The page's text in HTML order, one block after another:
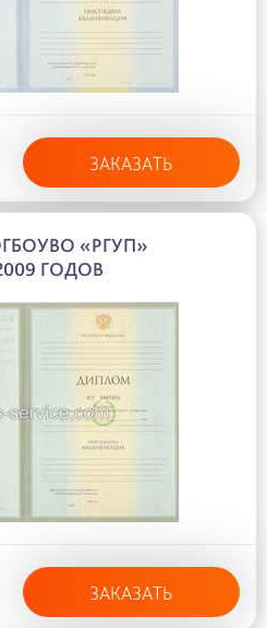
ЗАКАЗАТЬ
«РГУП»
ГОДОВ
ЗАКАЗАТЬ